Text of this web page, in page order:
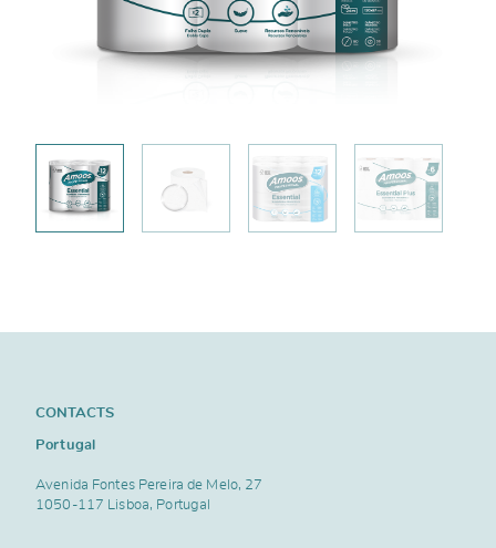
CONTACTS
Portugal
Avenida Fontes Pereira de Melo, 27
1050-117 Lisboa, Portugal